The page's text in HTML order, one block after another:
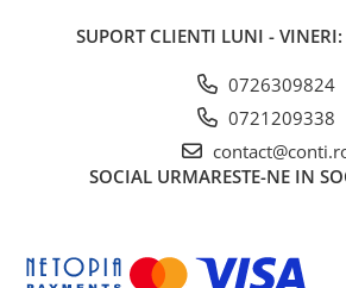
Betoniere si Malaxoare
Depozitare, transport si protectie
Echipamente pentru transport
SUPORT CLIENTI LUNI -
0726309824
0721209338
SOCIAL URMARESTE-NE IN